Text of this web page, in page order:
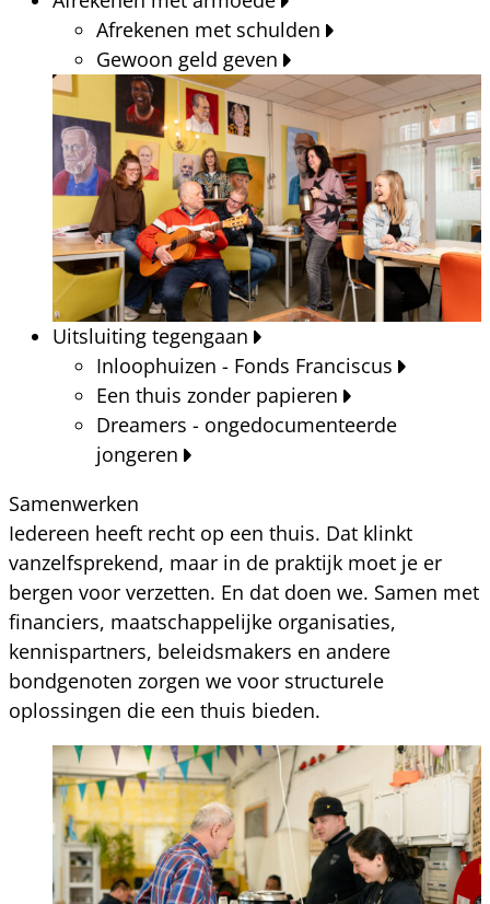
Afrekenen met schulden
Gewoon geld geven
Uitsluiting tegengaan
Inloophuizen - Fonds Franciscus
Een thuis zonder papieren
Dreamers - ongedocumenteerde
jongeren
Samenwerken
Iedereen heeft recht op een thuis. Dat klinkt
vanzelfsprekend, maar in de praktijk moet je er
bergen voor verzetten. En dat doen we. Samen met
financiers, maatschappelijke organisaties,
kennispartners, beleidsmakers en andere
bondgenoten zorgen we voor structurele
oplossingen die een thuis bieden.